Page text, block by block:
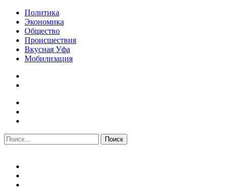
Политика
Экономика
Общество
Происшествия
Вкусная Уфа
Мобилизация